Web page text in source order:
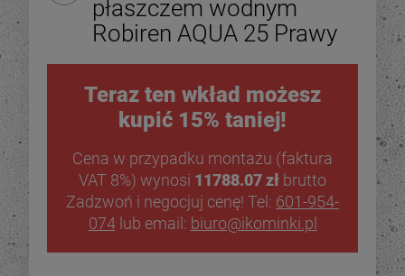
płaszczem wodnym
Robiren AQUA 25 Prawy
Teraz ten wkład możesz
kupić 15% taniej!
Cena w przypadku montażu (faktura
VAT 8%) wynosi 11788.07 zł brutto
Zadzwoń i negocjuj cenę! Tel: 601-954-
074lub email: biuro@ikominki.pl